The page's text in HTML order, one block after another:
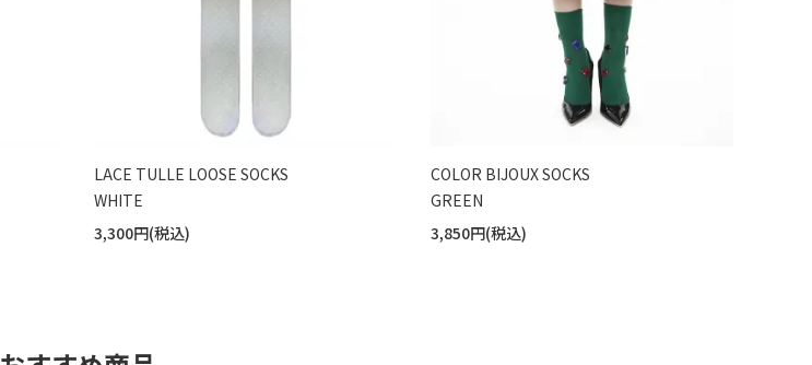
LACE TULLE LOOSE SOCKS
WHITE
3,300円(税込)
COLOR BIJOUX SOCKS
GREEN
3,850円(税込)